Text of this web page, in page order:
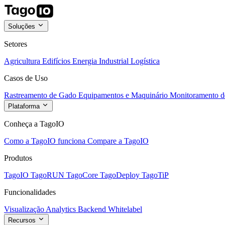
Soluções
Setores
Agricultura Edifícios Energia Industrial Logística
Casos de Uso
Rastreamento de Gado Equipamentos e Maquinário Monitoramento
Plataforma
Conheça a TagoIO
Como a TagoIO funciona Compare a TagoIO
Produtos
TagoIO TagoRUN TagoCore TagoDeploy TagoTiP
Funcionalidades
Visualização Analytics Backend Whitelabel
Recursos